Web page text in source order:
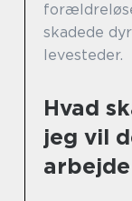
skadede
levesteder.
Hvad
jeg vil